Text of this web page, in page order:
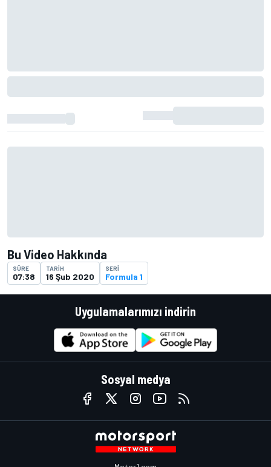
Bu Video Hakkında
SÜRE
07:38
TARIH
16 Şub 2020
SERI
Formula 1
Uygulamalarımızı indirin
Sosyal medya